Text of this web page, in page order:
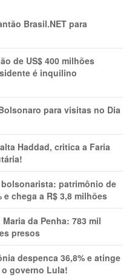
Brasil.NET para
de US$ 400 milhões
é inquilino
para visitas no Dia
Haddad, critica a Faria
patrimônio de
e chega a R$ 3,8 milhões
da Penha: 783 mil
presos
despenca 36,8% e atinge
o governo Lula!